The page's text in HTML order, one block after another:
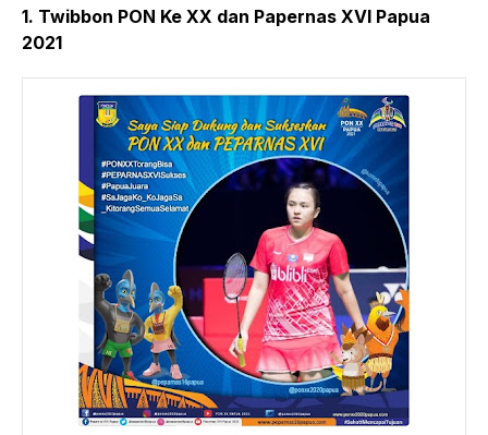
1. Twibbon PON Ke XX dan Papernas XVI Papua
2021